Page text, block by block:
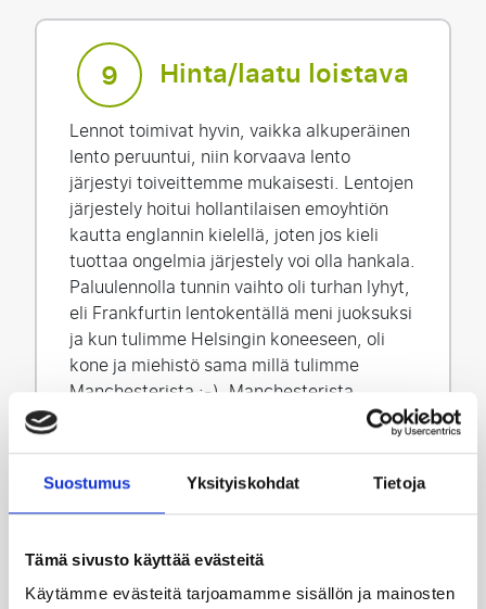
Suostumus Yksityiskohdat Tietoja
Tämä sivusto käyttää evästeitä
Käytämme evästeitä tarjoamamme sisällön ja mainosten
9 Hinta/laatu loistava
Lennot toimivat hyvin, vaikka alkuperäinen
lento peruuntui, niin korvaava lento
järjestyi toiveittemme mukaisesti. Lentojen
järjestely hoitui hollantilaisen emoyhtiön
kautta englannin kielellä, joten jos kieli
tuottaa ongelmia järjestely voi olla hankala.
Paluulennolla tunnin vaihto oli turhan lyhyt,
eli Frankfurtin lentokentällä meni juoksuksi
ja kun tulimme Helsingin koneeseen, oli
kone ja miehistö sama millä tulimme
Manchesterista :-). Manchesterista
Liverpooliin menimme bussilla. Hotelli Liner
oli Lime streetin aseman vieressä erittäin
hyvällä paikalla kävelykeskustan ja Mathew
streetin musiikkipubien läheisyydessä.
Anfieldille reilu 2 km kävely kesti reilun 1/2
tuntia. Lippupaketti premierclubin
tarjoiluineen oli hyvä ja ruokana oli
monipuolinen buffet tarjoilu. Täyden